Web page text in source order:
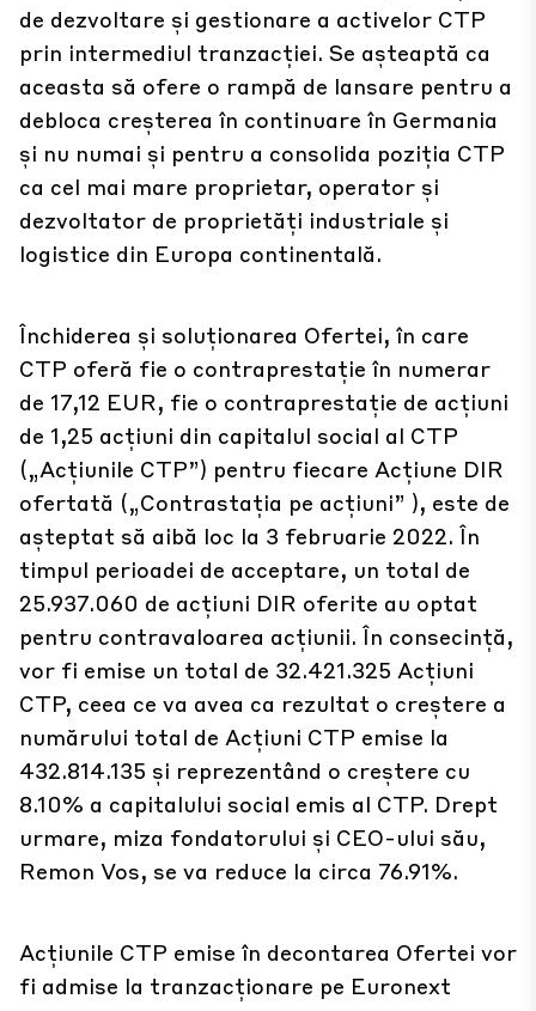
de dezvoltare și gestionare a activelor CTP
prin intermediul tranzacției. Se așteaptă ca
aceasta să ofere o rampă de lansare pentru a
debloca creșterea în continuare în Germania
și nu numai și pentru a consolida poziția CTP
ca cel mai mare proprietar, operator și
dezvoltator de proprietăți industriale și
logistice din Europa continentală.
Închiderea și soluționarea Ofertei, în care
CTP oferă fie o contraprestație în numerar
de 17,12 EUR, fie o contraprestație de acțiuni
de 1,25 acțiuni din capitalul social al CTP
(„Acțiunile CTP”) pentru fiecare Acțiune DIR
ofertată („Contrastația pe acțiuni” ), este de
așteptat să aibă loc la 3 februarie 2022. În
timpul perioadei de acceptare, un total de
25.937.060 de acțiuni DIR oferite au optat
pentru contravaloarea acțiunii. În consecință,
vor fi emise un total de 32.421.325 Acțiuni
CTP, ceea ce va avea ca rezultat o creștere a
numărului total de Acțiuni CTP emise la
432.814.135 și reprezentând o creștere cu
8.10% a capitalului social emis al CTP. Drept
urmare, miza fondatorului și CEO-ului său,
Remon Vos, se va reduce la circa 76.91%.
Acțiunile CTP emise în decontarea Ofertei vor
fi admise la tranzacționare pe Euronext